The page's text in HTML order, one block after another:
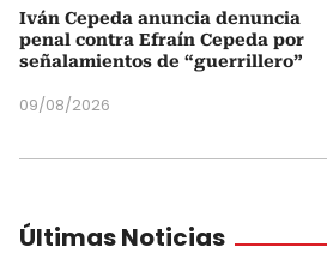
Iván Cepeda anuncia denuncia
penal contra Efraín Cepeda por
señalamientos de “guerrillero”
09/08/2026
Últimas Noticias